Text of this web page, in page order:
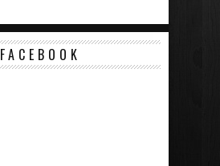
FACEBOOK